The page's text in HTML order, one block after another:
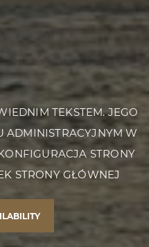
TEKSTEM. JEGO
ADMINISTRACYJNYM W
STRONY
STRONY GŁÓWNEJ